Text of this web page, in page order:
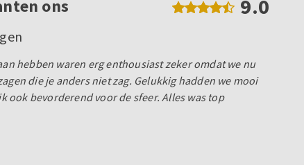
ons 9.0
hebben waren erg enthousiast zeker omdat we nu
die je anders niet zag. Gelukkig hadden we mooi
ook bevorderend voor de sfeer. Alles was top